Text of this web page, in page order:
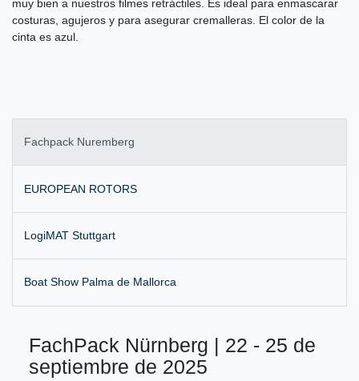
muy bien a nuestros filmes retráctiles. Es ideal para enmascarar
costuras, agujeros y para asegurar cremalleras. El color de la
cinta es azul.
Fachpack Nuremberg
EUROPEAN ROTORS
LogiMAT Stuttgart
Boat Show Palma de Mallorca
FachPack Nürnberg | 22 - 25 de
septiembre de 2025